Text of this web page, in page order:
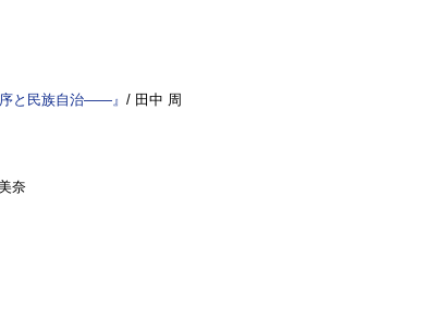
と民族自治――』 / 田中 周
奈